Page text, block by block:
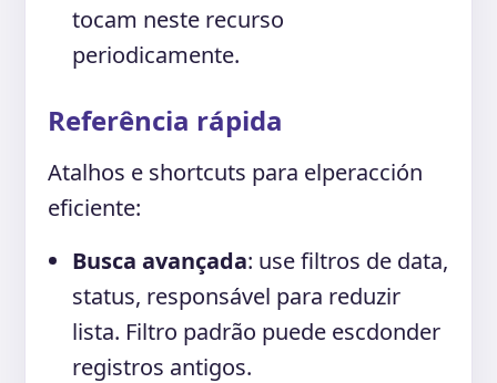
tocam neste recurso
periodicamente.
Referência rápida
Atalhos e shortcuts para elperacción
eficiente:
Busca avançada: use filtros de data,
status, responsável para reduzir
lista. Filtro padrão puede escdonder
registros antigos.